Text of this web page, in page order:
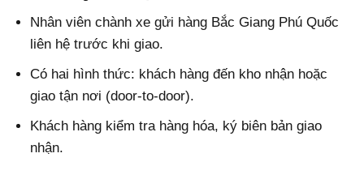
Nhân viên chành xe gửi hàng Bắc Giang Phú Quốc
liên hệ trước khi giao.
Có hai hình thức: khách hàng đến kho nhận hoặc
giao tận nơi (door-to-door).
Khách hàng kiểm tra hàng hóa, ký biên bản giao
nhận.